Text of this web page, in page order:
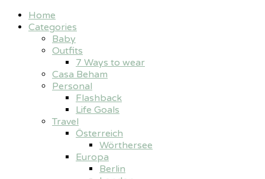
Home
Categories
Baby
Outfits
7 Ways to wear
Casa Beham
Personal
Flashback
Life Goals
Travel
Österreich
Wörthersee
Europa
Berlin